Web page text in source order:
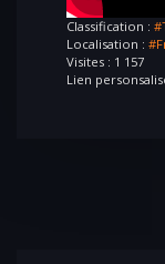
Classification :
Localisation :
Visites : 1 157
Lien